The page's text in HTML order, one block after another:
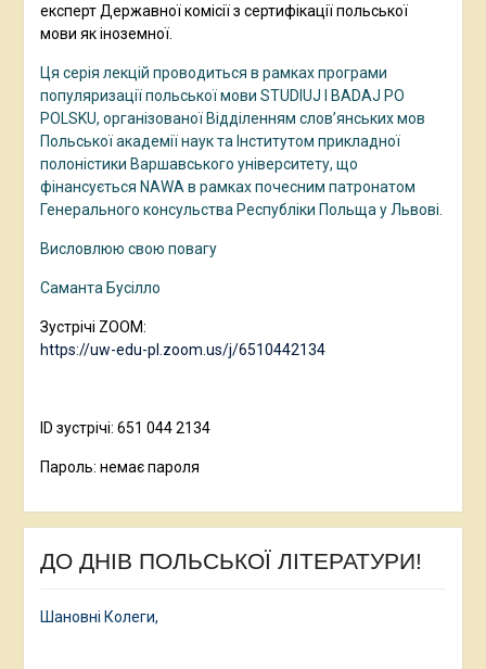
експерт Державної комісії з сертифікації польської
мови як іноземної.
Ця серія лекцій проводиться в рамках програми
популяризації польської мови STUDIUJ I BADAJ PO
POLSKU, організованої Відділенням слов’янських мов
Польської академії наук та Інститутом прикладної
полоністики Варшавського університету, що
фінансується NAWA в рамках почесним патронатом
Генерального консульства Республіки Польща у Львові.
Висловлюю свою повагу
Саманта Бусілло
Зустрічі ZOOM:
https://uw-edu-pl.zoom.us/j/6510442134
ID зустрічі: 651 044 2134
Пароль: немає пароля
ДО ДНІВ ПОЛЬСЬКОЇ ЛІТЕРАТУРИ!
Шановні Колеги,